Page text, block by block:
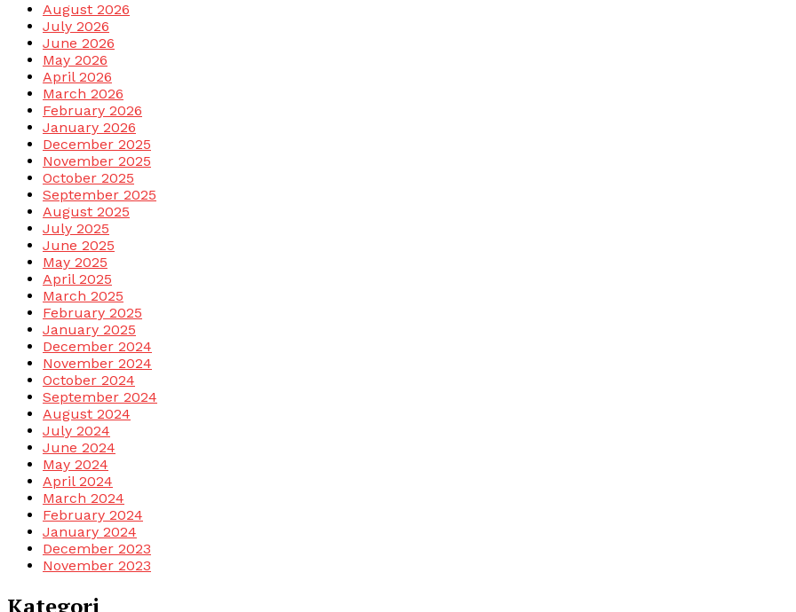
August 2026
July 2026
June 2026
May 2026
April 2026
March 2026
February 2026
January 2026
December 2025
November 2025
October 2025
September 2025
August 2025
July 2025
June 2025
May 2025
April 2025
March 2025
February 2025
January 2025
December 2024
November 2024
October 2024
September 2024
August 2024
July 2024
June 2024
May 2024
April 2024
March 2024
February 2024
January 2024
December 2023
November 2023
Kategori